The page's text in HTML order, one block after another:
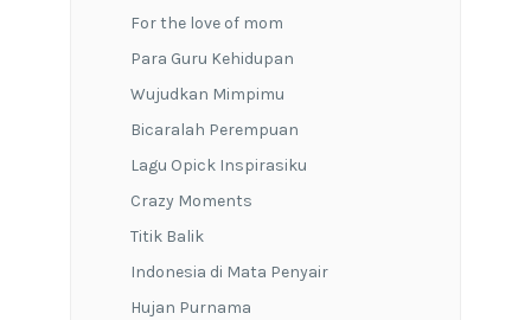
For the love of mom
Para Guru Kehidupan
Wujudkan Mimpimu
Bicaralah Perempuan
Lagu Opick Inspirasiku
Crazy Moments
Titik Balik
Indonesia di Mata Penyair
Hujan Purnama